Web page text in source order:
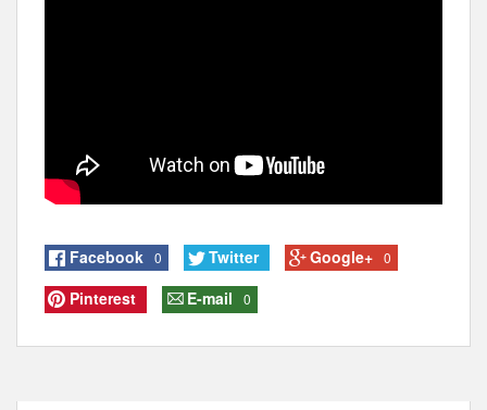
Facebook 0 Twitter Google+ 0
Pinterest E-mail 0